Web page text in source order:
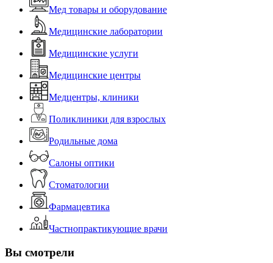
Мед товары и оборудование
Медицинские лаборатории
Медицинские услуги
Медицинские центры
Медцентры, клиники
Поликлиники для взрослых
Родильные дома
Салоны оптики
Стоматологии
Фармацевтика
Частнопрактикующие врачи
Вы смотрели